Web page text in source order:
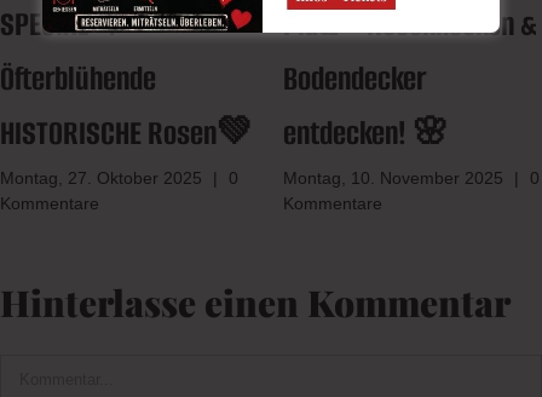
SPECIAL 🌱
Öfterblühende
HISTORISCHE Rosen💚
Montag, 27. Oktober 2025 |
0
Kommentare
Platz – Rosenhecken &
Bodendecker
entdecken! 🌸
Montag, 10. November 2025 |
0
Kommentare
Hinterlasse einen Kommentar